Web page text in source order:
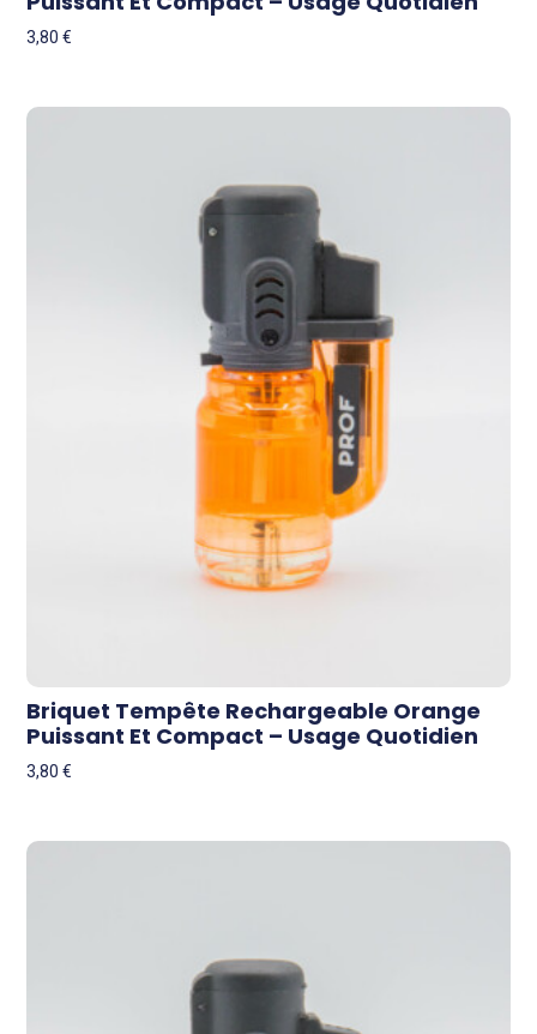
3,80€
Briquet Tempête Rechargeable Orange
Puissant Et Compact – Usage Quotidien
3,80€